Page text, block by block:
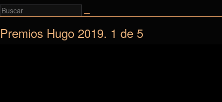
Premios Hugo 2019. 1 de 5